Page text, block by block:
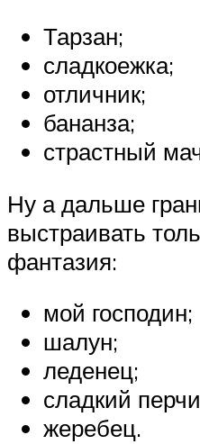
Тарзан;
сладкоежка;
отличник;
бананза;
страстный
Ну а дальше
выстраивать
фантазия:
мой господин;
шалун;
леденец;
сладкий
жеребец.